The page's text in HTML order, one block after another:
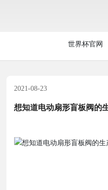
世界杯官网
2021-08-23
想知道电动扇形盲板阀的